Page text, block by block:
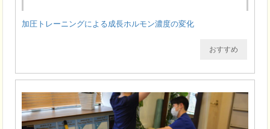
加圧トレーニングによる成長ホルモン濃度の変化
おすすめ